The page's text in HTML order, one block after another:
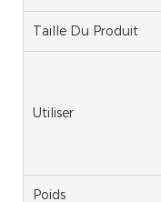
Taille Du Produit
Utiliser
Poids